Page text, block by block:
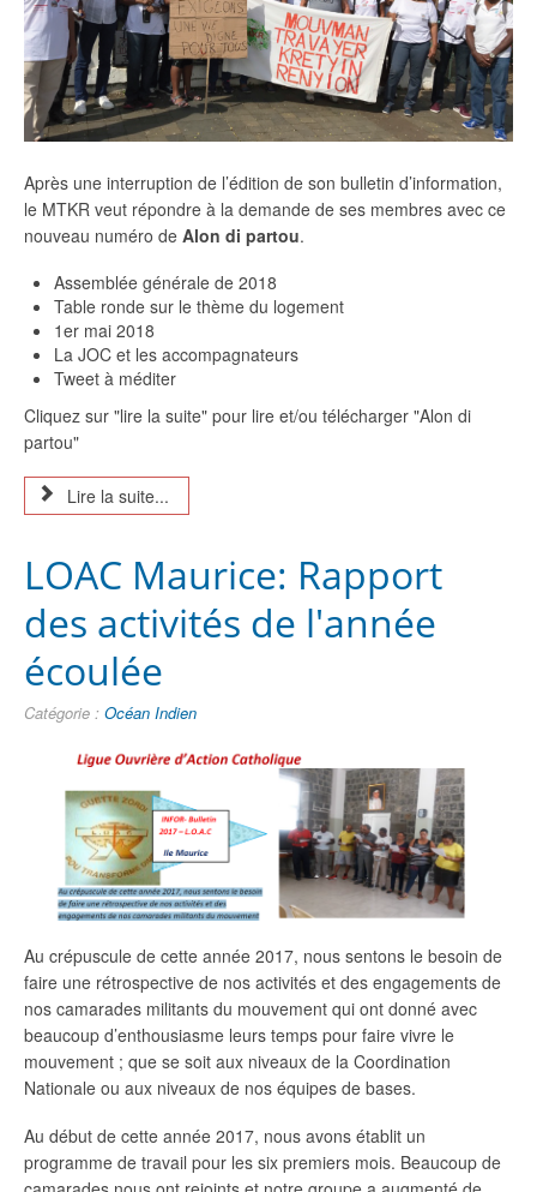
Après une interruption de l’édition de son bulletin d’information,
le MTKR veut répondre à la demande de ses membres avec ce
nouveau numéro de Alon di partou.
Assemblée générale de 2018
Table ronde sur le thème du logement
1er mai 2018
La JOC et les accompagnateurs
Tweet à méditer
Cliquez sur "lire la suite" pour lire et/ou télécharger "Alon di
partou"
Lire la suite...
LOAC Maurice: Rapport
des activités de l'année
écoulée
Catégorie : Océan Indien
Au crépuscule de cette année 2017, nous sentons le besoin de
faire une rétrospective de nos activités et des engagements de
nos camarades militants du mouvement qui ont donné avec
beaucoup d’enthousiasme leurs temps pour faire vivre le
mouvement ; que se soit aux niveaux de la Coordination
Nationale ou aux niveaux de nos équipes de bases.
Au début de cette année 2017, nous avons établit un
programme de travail pour les six premiers mois. Beaucoup de